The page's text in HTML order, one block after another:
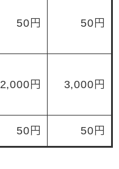
50円 50円
2,000円 3,000円
50円 50円